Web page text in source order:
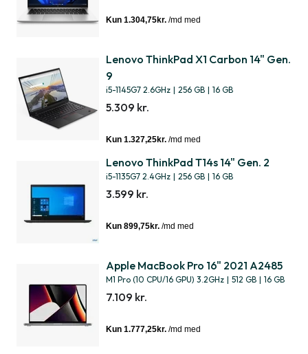
Lenovo ThinkPad X1 Carbon 14" Gen.
9
i5-1145G7 2.6GHz | 256 GB | 16 GB
5.309 kr.
Lenovo ThinkPad T14s 14" Gen. 2
i5-1135G7 2.4GHz | 256 GB | 16 GB
3.599 kr.
Apple MacBook Pro 16" 2021 A2485
M1 Pro (10 CPU/16 GPU) 3.2GHz | 512 GB | 16 GB
7.109 kr.